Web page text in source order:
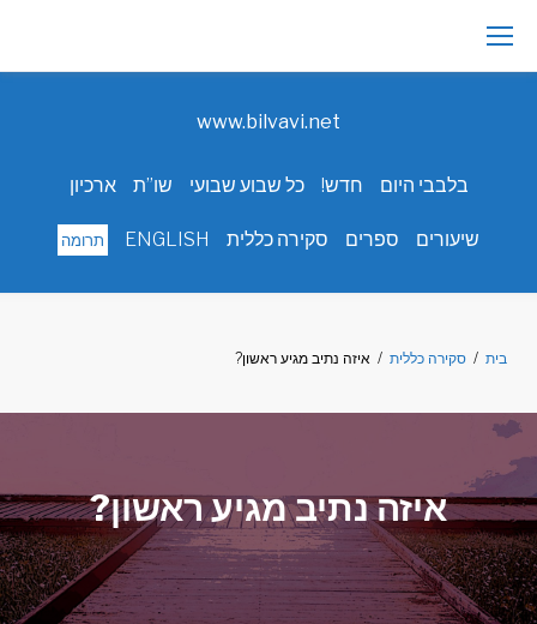
Skip
to
www.bilvavi.net
בלבבי היום חדש! כל שבוע שבועי שו”ת ארכיון
שיעורים ספרים סקירה כללית ENGLISH תרומה
בית / סקירה כללית / איזה נתיב מגיע ראשון?
איזה נתיב מגיע ראשון?